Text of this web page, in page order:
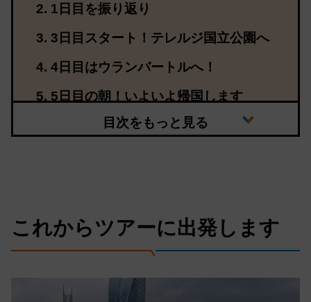
1日目を振り返り
3日目スタート！テレルジ国立公園へ
4日目はウランバートルへ！
5日目の朝！いよいよ帰国します
これからツアーに出発します